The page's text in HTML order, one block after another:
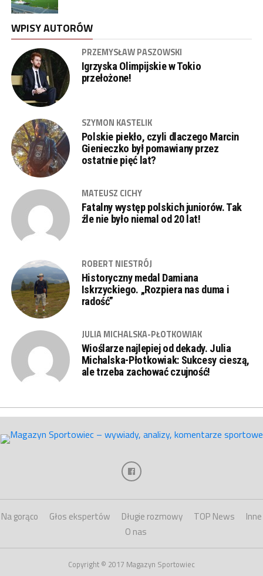
WPISY AUTORÓW
PRZEMYSŁAW PASZOWSKI
Igrzyska Olimpijskie w Tokio
przełożone!
SZYMON KASTELIK
Polskie piekło, czyli dlaczego Marcin
Gienieczko był pomawiany przez
ostatnie pięć lat?
MATEUSZ CICHY
Fatalny występ polskich juniorów. Tak
źle nie było niemal od 20 lat!
ROBERT NIESTRÓJ
Historyczny medal Damiana
Iskrzyckiego. „Rozpiera nas duma i
radość”
JULIA MICHALSKA-PŁOTKOWIAK
Wioślarze najlepiej od dekady. Julia
Michalska-Płotkowiak: Sukcesy cieszą,
ale trzeba zachować czujność!
Na gorąco Głos ekspertów Długie rozmowy TOP News
Inne
O nas
Copyright © 2017 Magazyn Sportowiec